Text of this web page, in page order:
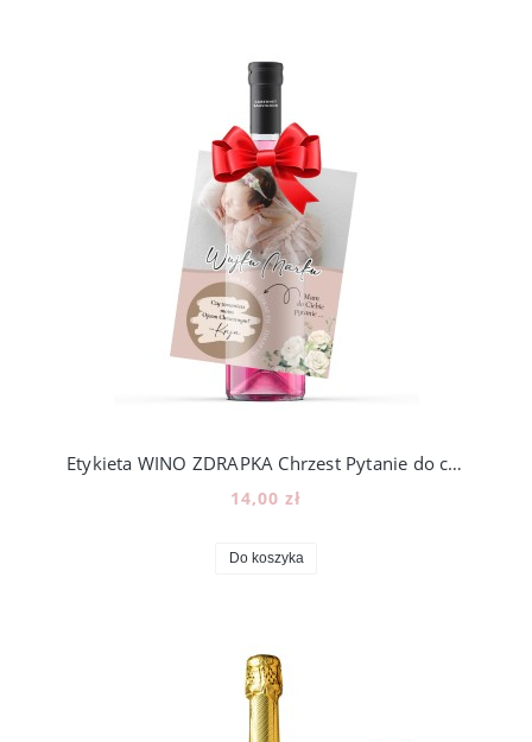
Etykieta WINO ZDRAPKA Chrzest Pytanie do chrzestnych świadków PROŚBA [z5]
14,00 zł
Do koszyka